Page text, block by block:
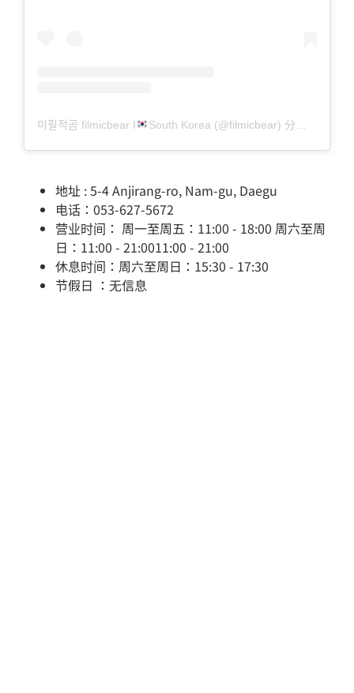
미필적곰 filmicbear I South Korea (@filmicbear) 分享的帖子
地址 : 5-4 Anjirang-ro, Nam-gu, Daegu
电话：053-627-5672
营业时间： 周一至周五：11:00 - 18:00 周六至周
日：11:00 - 21:0011:00 - 21:00
休息时间：周六至周日：15:30 - 17:30
节假日 ：无信息